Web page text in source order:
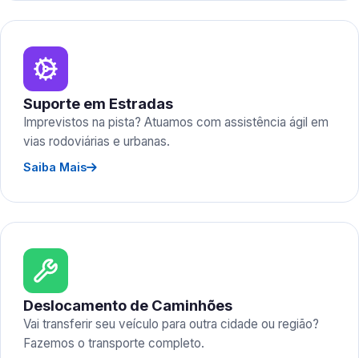
Suporte em Estradas
Imprevistos na pista? Atuamos com assistência ágil em
vias rodoviárias e urbanas.
Saiba Mais
Deslocamento de Caminhões
Vai transferir seu veículo para outra cidade ou região?
Fazemos o transporte completo.